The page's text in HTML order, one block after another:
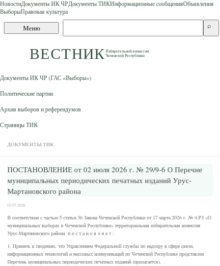
Skip to content
НовостиДокументы ИК ЧРДокументы ТИКИнформационные сообщенияОбъявления
ВыборыПравовая культура
Меню
ВЕСТНИКИзбирательной комиссии
Чеченской Республики
сайту
⌕
Документы ИК ЧР (ГАС «Выборы»)
Политические партии
Архив выборов и референдумов
Страницы ТИК
ДОКУМЕНТЫ ТИК
ПОСТАНОВЛЕНИЕ от 02 июля 2026 г. № 29/9-6 О Перечне
муниципальных периодических печатных изданий Урус-
Мартановского района
03.07.2026
В соответствии с частью 5 статьи 36 Закона Чеченской Республики от 17 марта 2026 г. № 4-РЗ «О
муниципальных выборах в Чеченской Республике» территориальная избирательная комиссия
Урус-Мартановского района п о с т а н о в л я е т :
1. Принять к сведению, что Управлением Федеральной службы по надзору в сфере связи,
информационных технологий и массовых коммуникаций по Чеченской Республике представлен
Перечень муниципальных периодических печатных изданий (прилагается).